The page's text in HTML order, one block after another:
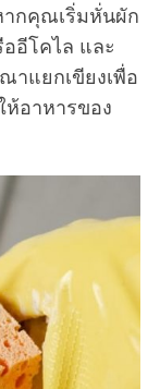
ากคุณเริ่มหั่นผัก
อีโคไล และ
าแยกเขียงเพื่อ
ห้อาหารของ